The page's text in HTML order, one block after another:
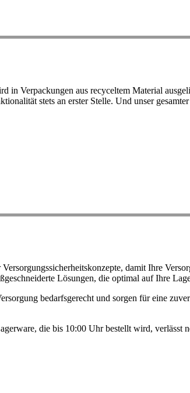
Verpackungen aus recyceltem Material
stets an erster Stelle. Und unser
damit Ihre
Lösungen, die optimal auf Ihre
bedarfsgerecht und sorgen für eine
die bis 10:00 Uhr bestellt wird, verlässt